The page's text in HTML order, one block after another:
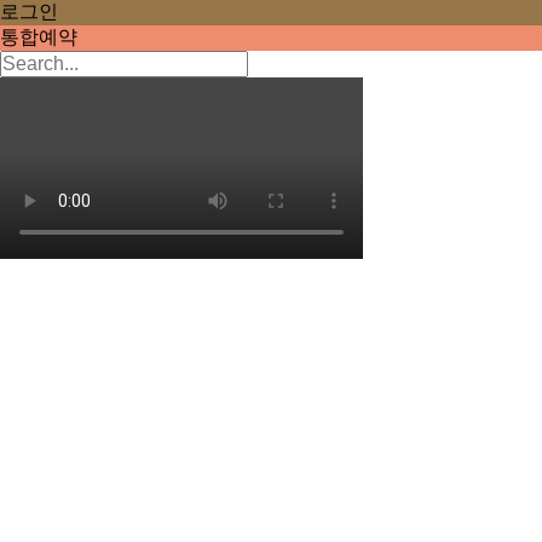
로그인
통합예약